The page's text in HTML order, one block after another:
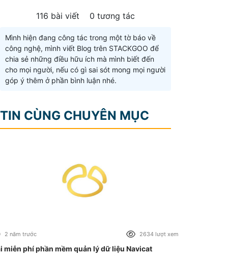
116 bài viết 0 tương tác
Mình hiện đang công tác trong một tờ báo về
công nghệ, mình viết Blog trên STACKGOO để
chia sẻ những điều hữu ích mà mình biết đến
cho mọi người, nếu có gì sai sót mong mọi người
góp ý thêm ở phần bình luận nhé.
TIN CÙNG CHUYÊN MỤC
2 năm trước 2634 lượt xem
miễn phí phần mềm quản lý dữ liệu Navicat